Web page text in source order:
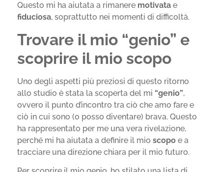
Questo mi ha aiutata a rimanere motivata e
fiduciosa, soprattutto nei momenti di difficoltà.
Trovare il mio “genio” e
scoprire il mio scopo
Uno degli aspetti più preziosi di questo ritorno
allo studio è stata la scoperta del mi “genio”,
ovvero il punto d’incontro tra ciò che amo fare e
ciò in cui sono (o posso diventare) brava. Questo
ha rappresentato per me una vera rivelazione,
perché mi ha aiutata a definire il mio scopo e a
tracciare una direzione chiara per il mio futuro.